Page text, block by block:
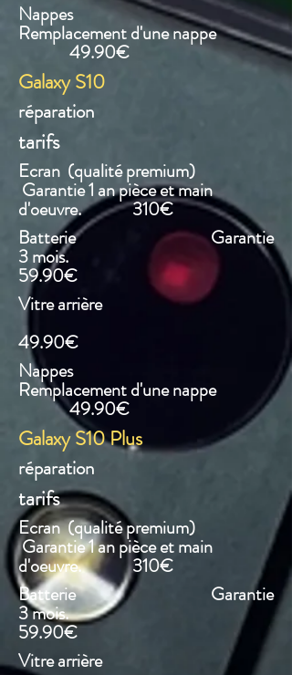
Nappes
Remplacement d'une nappe
49.90€
Galaxy S10
réparation
tarifs
Ecran (qualité premium)
Garantie 1 an pièce et main
d'oeuvre. 310€
Batterie Garantie
3 mois.
59.90€
Vitre arrière
49.90€
Nappes
Remplacement d'une nappe
49.90€
Galaxy S10 Plus
réparation
tarifs
Ecran (qualité premium)
Garantie 1 an pièce et main
d'oeuvre. 310€
Batterie Garantie
3 mois.
59.90€
Vitre arrière